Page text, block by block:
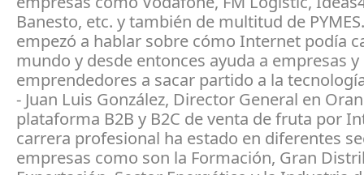
Banesto, etc. y también de multitud de
empezó a hablar sobre cómo Internet podía
mundo y desde entonces ayuda a empresas y
emprendedores a sacar partido a la
- Juan Luis González, Director General en
plataforma B2B y B2C de venta de fruta por
carrera profesional ha estado en diferentes
empresas como son la Formación, Gran